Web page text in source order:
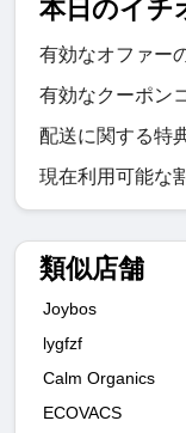
本日のイチ
有効なオファー
有効なクーポン
配送に関する特
現在利用可能な
類似店舗
Joybos
lygfzf
Calm Organics
ECOVACS